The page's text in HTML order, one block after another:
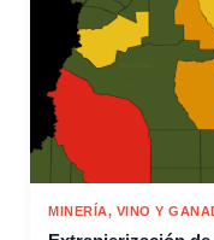
MINERÍA, VINO Y